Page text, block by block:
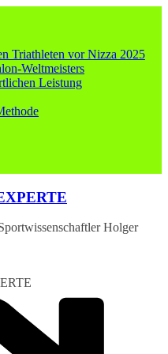
Triathleten vor Nizza 2025
Weltmeisters
Leistung
Holger